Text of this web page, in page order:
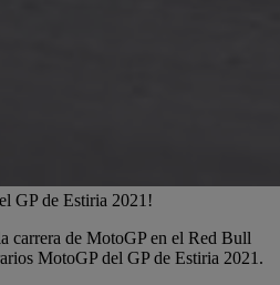
GP de Estiria 2021!
carrera de MotoGP en el Red Bull
MotoGP del GP de Estiria 2021.